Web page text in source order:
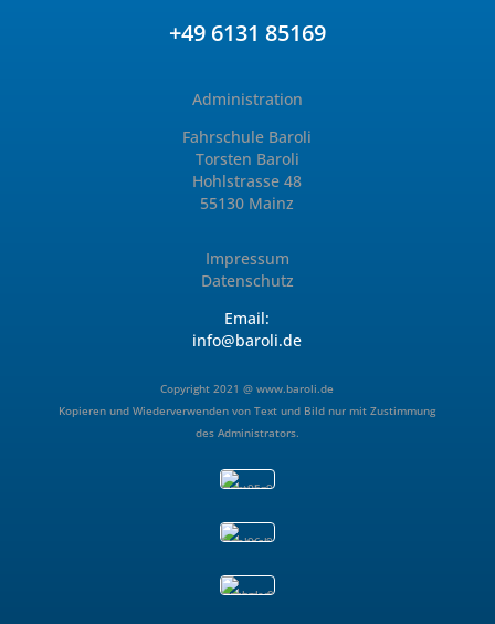
+49 6131 85169
Administration
Fahrschule Baroli
Torsten Baroli
Hohlstrasse 48
55130 Mainz
Impressum
Datenschutz
Email:
info@baroli.de
Copyright 2021 @www.baroli.de
Kopieren und Wiederverwenden von Text und Bild nur mit Zustimmung
des Administrators.